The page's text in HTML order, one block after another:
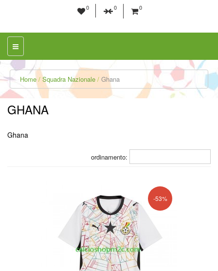
0 0 0
Home Squadra Nazionale Ghana
GHANA
Ghana
ordinamento:
-53%